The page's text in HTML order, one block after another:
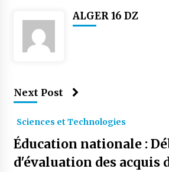
Université Alger 3 :
cursus intégré à la
ALGER 16 DZ
Next Post
Sciences et Technologies
Éducation nationale :
d'évaluation des acquis